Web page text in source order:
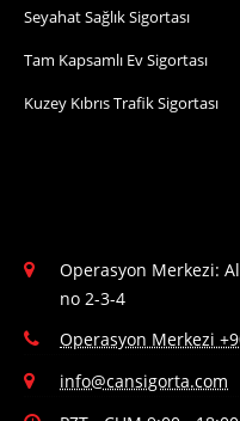
Seyahat Sağlık Sigortası
Tam Kapsamlı Ev Sigortası
Kuzey Kıbrıs Trafik Sigortası
Operasyon Merkezi:
no 2-3-4
Operasyon Merkezi
info@cansigorta.com